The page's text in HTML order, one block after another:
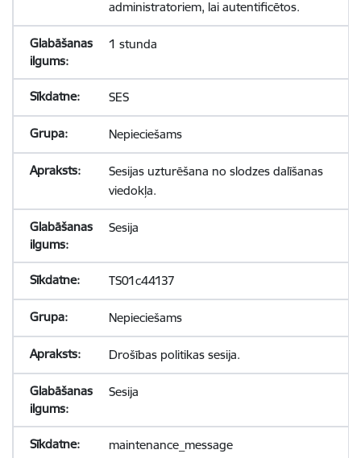
administratoriem, lai autentificētos.
1 stunda
SES
Nepieciešams
Sesijas uzturēšana no slodzes dalīšanas
viedokļa.
Sesija
TS01c44137
Nepieciešams
Drošības politikas sesija.
Sesija
maintenance_message